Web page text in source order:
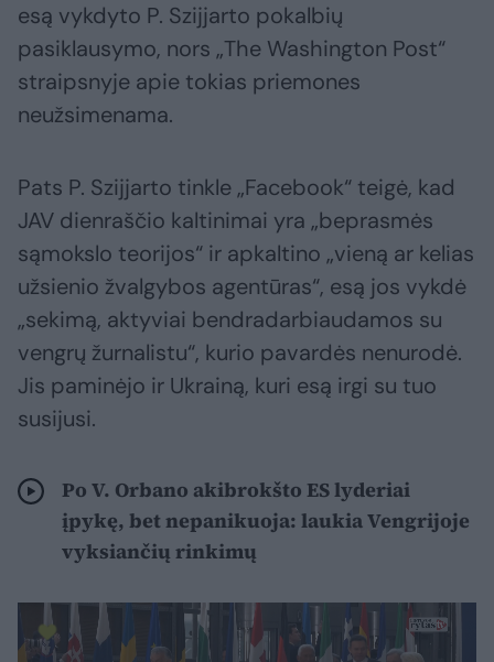
esą vykdyto P. Szijjarto pokalbių
pasiklausymo, nors „The Washington Post“
straipsnyje apie tokias priemones
neužsimenama.
Pats P. Szijjarto tinkle „Facebook“ teigė, kad
JAV dienraščio kaltinimai yra „beprasmės
sąmokslo teorijos“ ir apkaltino „vieną ar kelias
užsienio žvalgybos agentūras“, esą jos vykdė
„sekimą, aktyviai bendradarbiaudamos su
vengrų žurnalistu“, kurio pavardės nenurodė.
Jis paminėjo ir Ukrainą, kuri esą irgi su tuo
susijusi.
Po V. Orbano akibrokšto ES lyderiai
įpykę, bet nepanikuoja: laukia Vengrijoje
vyksiančių rinkimų